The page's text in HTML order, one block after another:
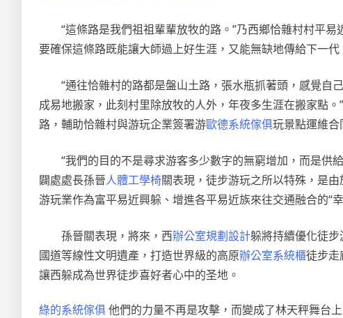
“這條路是我們祖祖輩輩放牧的路。”乃西鄉恰雜村村平
要確保這條路既能讓大師過上好生涯，又能無缺地傳給下一代
“通往恰雜村的路都是盤山土路，張水瓶抓著頭，感覺
成易地搬家，此刻村里除放牧的人外，年夜多生涯在搬家點
路，輔助恰雜村與游玩企業簽署游歐德系統傢俱玩景點運維
“我們的目的不是尋求游客多少數字的無窮增加，而是供
闢處處長孫晉人體工學椅關表現，徒步游玩之所以特殊，是
游玩業作為富平易近興躲、增進各平易近族來往交通融合的“
孫晉關表現，將來，西辦公室規劃設計躲將持續優化徒
國道等線性文明遺產，打造世界級的高原辦公室系統櫃徒步走
讓西躲成為世界徒步喜好者心中的圣地。
綠的系統傢俱他們的力量不再是攻擊，而變成了林天秤舞台